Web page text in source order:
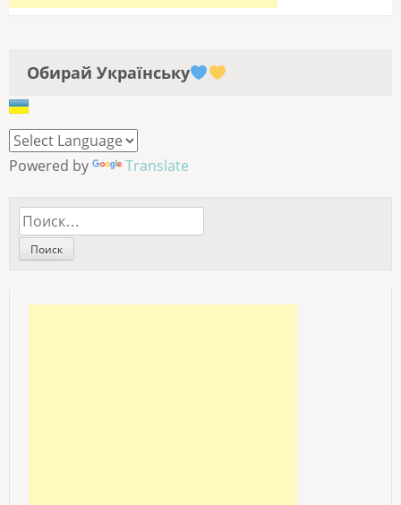
Обирай Українську
Powered by Translate
Найти: